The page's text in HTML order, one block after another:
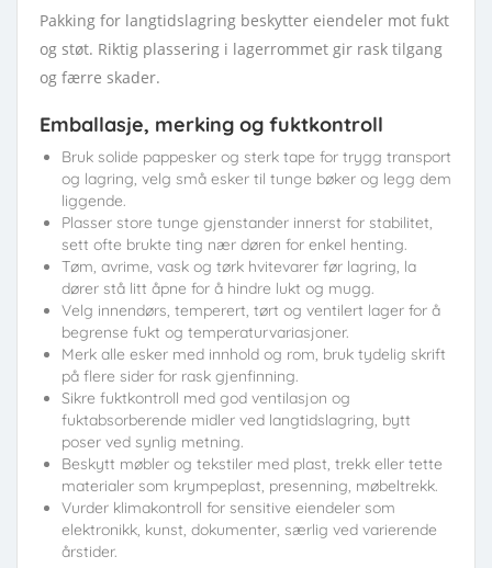
Pakking for langtidslagring beskytter eiendeler mot fukt
og støt. Riktig plassering i lagerrommet gir rask tilgang
og færre skader.
Emballasje, merking og fuktkontroll
Bruk solide pappesker og sterk tape for trygg transport
og lagring, velg små esker til tunge bøker og legg dem
liggende.
Plasser store tunge gjenstander innerst for stabilitet,
sett ofte brukte ting nær døren for enkel henting.
Tøm, avrime, vask og tørk hvitevarer før lagring, la
dører stå litt åpne for å hindre lukt og mugg.
Velg innendørs, temperert, tørt og ventilert lager for å
begrense fukt og temperaturvariasjoner.
Merk alle esker med innhold og rom, bruk tydelig skrift
på flere sider for rask gjenfinning.
Sikre fuktkontroll med god ventilasjon og
fuktabsorberende midler ved langtidslagring, bytt
poser ved synlig metning.
Beskytt møbler og tekstiler med plast, trekk eller tette
materialer som krympeplast, presenning, møbeltrekk.
Vurder klimakontroll for sensitive eiendeler som
elektronikk, kunst, dokumenter, særlig ved varierende
årstider.